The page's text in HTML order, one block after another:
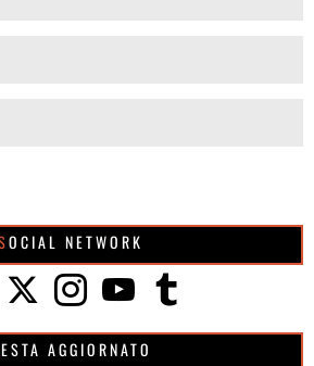
SOCIAL NETWORK
RESTA AGGIORNATO